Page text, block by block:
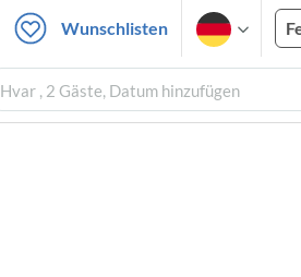
Wunschlisten
Hvar , 2 Gäste, Datum hinzufügen